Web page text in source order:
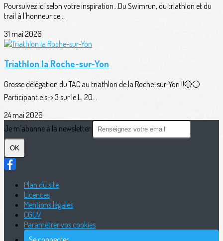
Poursuivez ici selon votre inspiration...Du Swimrun, du triathlon et du
trail à l'honneur ce...
31 mai 2026
Triathlon la Roche-sur-Yon
Grosse délégation du TAC au triathlon de la Roche-sur-Yon !!🔵⚪️
Participant.e.s-> 3 sur le L, 20...
24 mai 2026
Je m'abonne à la newsletter
OK
Plan du site
Licences
Mentions légales
CGUV
Paramétrer vos cookies